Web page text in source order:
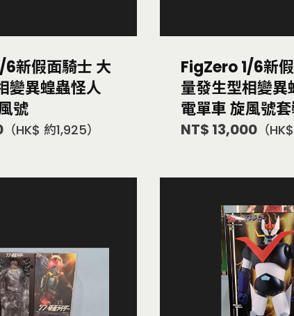
新假面騎士 大
變異蝗蟲怪人
號
（HK$ 約1,925）
FigZero 1/6新
量發生型相變異
電單車 旋風號
NT$ 13,000 （